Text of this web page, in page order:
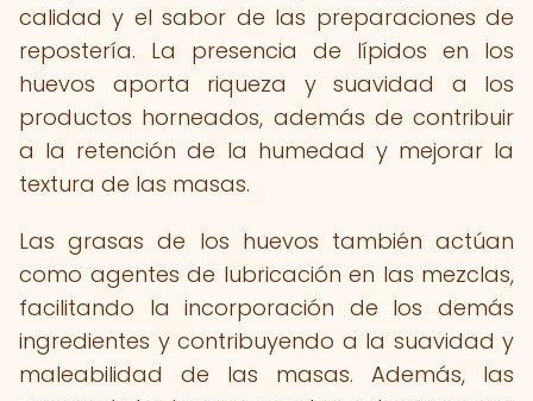
calidad y el sabor de las preparaciones de
repostería. La presencia de lípidos en los
huevos aporta riqueza y suavidad a los
productos horneados, además de contribuir
a la retención de la humedad y mejorar la
textura de las masas.
Las grasas de los huevos también actúan
como agentes de lubricación en las mezclas,
facilitando la incorporación de los demás
ingredientes y contribuyendo a la suavidad y
maleabilidad de las masas. Además, las